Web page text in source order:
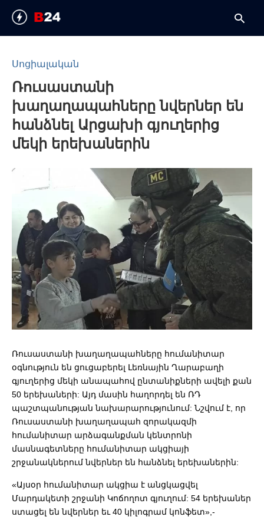
Սոցիալական
Ռուսաստանի
խաղաղապահները նվերներ են
հանձնել Արցախի գյուղերից
մեկի երեխաներին
Ռուսաստանի խաղաղապահները հումանիտար
օգնություն են ցուցաբերել Լեռնային Ղարաբաղի
գյուղերից մեկի անապահով ընտանիքների ավելի քան
50 երեխաների: Այդ մասին հաղորդել են ՌԴ
պաշտպանության նախարարությունում: Նշվում է, որ
Ռուսաստանի խաղաղապահ զորակազմի
հումանիտար արձագանքման կենտրոնի
մասնագետները հումանիտար ակցիայի
շրջանակներում նվերներ են հանձնել երեխաներին:
«Այսօր հումանիտար ակցիա է անցկացվել
Մարդակետի շրջանի Կոճողոտ գյուղում: 54 երեխաներ
ստացել են նվերներ եւ 40 կիլոգրամ կոնֆետ»,-